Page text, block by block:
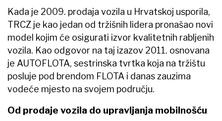
Kada je 2009. prodaja vozila u Hrvatskoj usporila,
TRCZ je kao jedan od tržišnih lidera pronašao novi
model kojim će osigurati izvor kvalitetnih rabljenih
vozila. Kao odgovor na taj izazov 2011. osnovana
je AUTOFLOTA, sestrinska tvrtka koja na tržištu
posluje pod brendom FLOTA i danas zauzima
vodeće mjesto na svojem području.
Od prodaje vozila do upravljanja mobilnošću